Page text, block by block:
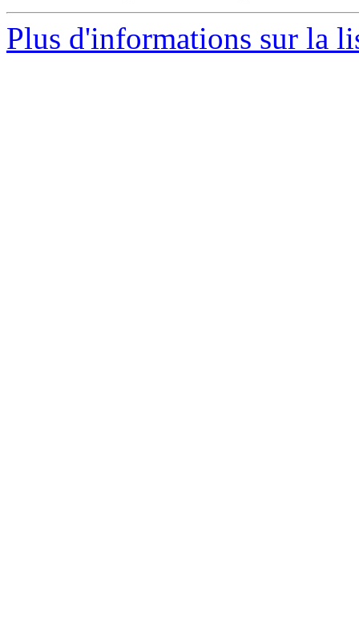
Plus d'informations sur la